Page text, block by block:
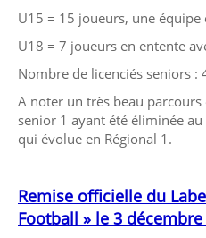
U15 = 15 joueurs, une équipe
U18 = 7 joueurs en entente
Nombre de licenciés seniors :
A noter un très beau parcours
senior 1 ayant été éliminée
qui évolue en Régional 1.
Remise officielle du
Football » le 3 décembre